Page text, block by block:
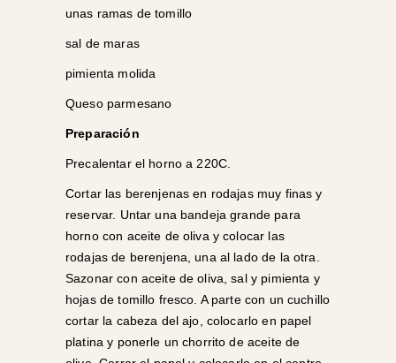
unas ramas de tomillo
sal de maras
pimienta molida
Queso parmesano
Preparación
Precalentar el horno a 220C.
Cortar las berenjenas en rodajas muy finas y
reservar. Untar una bandeja grande para
horno con aceite de oliva y colocar las
rodajas de berenjena, una al lado de la otra.
Sazonar con aceite de oliva, sal y pimienta y
hojas de tomillo fresco. A parte con un cuchillo
cortar la cabeza del ajo, colocarlo en papel
platina y ponerle un chorrito de aceite de